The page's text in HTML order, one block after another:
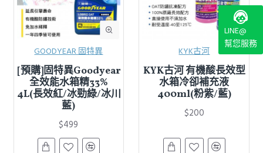
GOODYEAR 固特異
[預購]固特異Goodyear
全效能水箱精33%
4L(長效紅/冰勁綠/冰川
藍)
$499
KYK古河
KYK古河 有機酸長效型
水箱冷卻補充液
400ml(粉紫/藍)
$200
LINE@
幫您服務